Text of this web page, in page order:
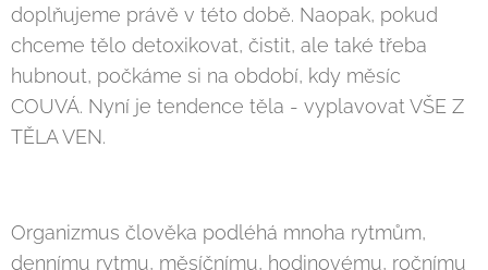
doplňujeme právě v této době. Naopak, pokud
chceme tělo detoxikovat, čistit, ale také třeba
hubnout, počkáme si na období, kdy měsíc
COUVÁ. Nyní je tendence těla - vyplavovat VŠE Z
TĚLA VEN.
Organizmus člověka podléhá mnoha rytmům,
dennímu rytmu, měsíčnímu, hodinovému, ročnímu